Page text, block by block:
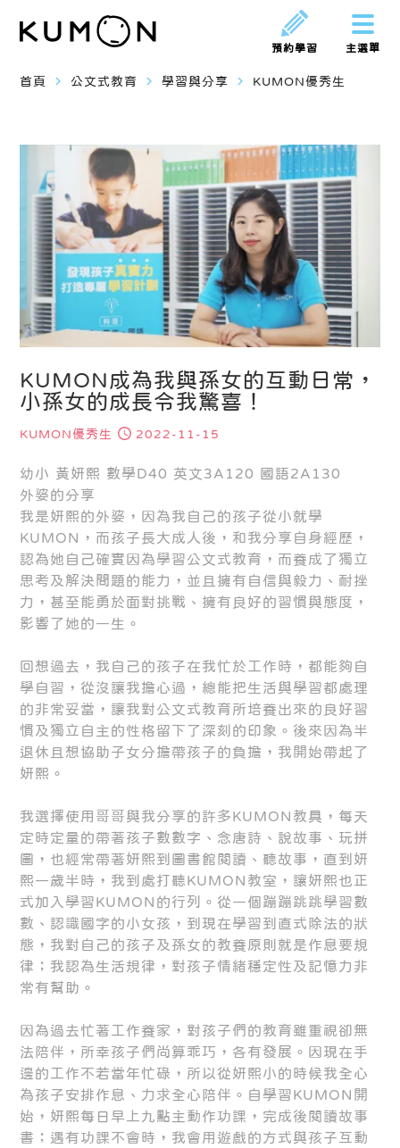
主選單
預約學習
首頁 navigate_next 公文式教育 navigate_next 學習與分享 navigate_next KUMON優秀生
KUMON成為我與孫女的互動日常，
小孫女的成長令我驚喜！
KUMON優秀生 2022-11-15
幼小 黃妍熙 數學D40 英文3A120 國語2A130
外婆的分享
我是妍熙的外婆，因為我自己的孩子從小就學
KUMON，而孩子長大成人後，和我分享自身經歷，
認為她自己確實因為學習公文式教育，而養成了獨立
思考及解決問題的能力，並且擁有自信與毅力、耐挫
力，甚至能勇於面對挑戰、擁有良好的習慣與態度，
影響了她的一生。
回想過去，我自己的孩子在我忙於工作時，都能夠自
學自習，從沒讓我擔心過，總能把生活與學習都處理
的非常妥當，讓我對公文式教育所培養出來的良好習
慣及獨立自主的性格留下了深刻的印象。後來因為半
退休且想協助子女分擔帶孩子的負擔，我開始帶起了
妍熙。
我選擇使用哥哥與我分享的許多KUMON教具，每天
定時定量的帶著孩子數數字、念唐詩、說故事、玩拼
圖，也經常帶著妍熙到圖書館閱讀、聽故事，直到妍
熙一歲半時，我到處打聽KUMON教室，讓妍熙也正
式加入學習KUMON的行列。從一個蹦蹦跳跳學習數
數、認識國字的小女孩，到現在學習到直式除法的狀
態，我對自己的孩子及孫女的教養原則就是作息要規
律；我認為生活規律，對孩子情緒穩定性及記憶力非
常有幫助。
因為過去忙著工作養家，對孩子們的教育雖重視卻無
法陪伴，所幸孩子們尚算乖巧，各有發展。因現在手
邊的工作不若當年忙碌，所以從妍熙小的時候我全心
為孩子安排作息、力求全心陪伴。自學習KUMON開
始，妍熙每日早上九點主動作功課，完成後閱讀故事
書；遇有功課不會時，我會用遊戲的方式與孩子互動